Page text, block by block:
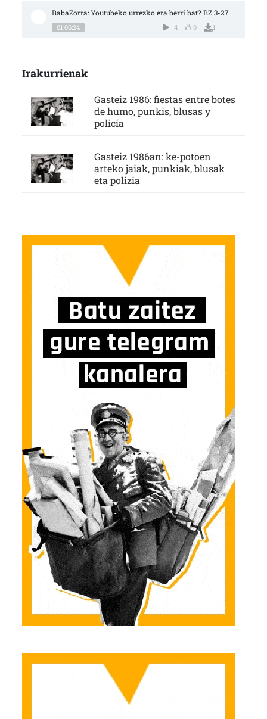
BabaZorra: Youtubeko urrezko era berri bat? BZ 3-27
01:06:24 4 0 1
Irakurrienak
Gasteiz 1986: fiestas entre botes
de humo, punkis, blusas y
policía
Gasteiz 1986an: ke-potoen
arteko jaiak, punkiak, blusak
eta polizia